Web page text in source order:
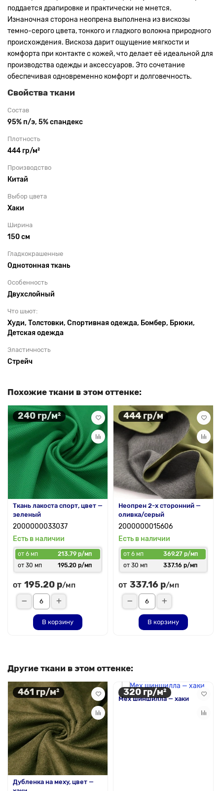
поддается драпировке и практически не мнется.
Изнаночная сторона неопрена выполнена из вискозы
темно-серого цвета, тонкого и гладкого волокна природного
происхождения. Вискоза дарит ощущение мягкости и
комфорта при контакте с кожей, что делает её идеальной для
производства одежды и аксессуаров. Это сочетание
обеспечивая одновременно комфорт и долговечность.
Свойства ткани
Состав
95% п/э, 5% спандекс
Плотность
444 гр/м²
Производство
Китай
Выбор цвета
Хаки
Ширина
150 см
Гладкокрашенные
Однотонная ткань
Особенность
Двухслойный
Что шьют:
Худи, Толстовки, Спортивная одежда, Бомбер, Брюки,
Детская одежда
Эластичность
Стрейч
Похожие ткани в этом оттенке:
240 гр/м²
Ткань лакоста спорт, цвет —
зеленый
2000000033037
Есть в наличии
от 6 мп
213.79 р/мп
от 30 мп
195.20 р/мп
от 195.20 р/мп
В корзину
444 гр/м
Неопрен 2-х сторонний —
оливка/серый
2000000015606
Есть в наличии
от 6 мп
369.27 р/мп
от 30 мп
337.16 р/мп
от 337.16 р/мп
В корзину
Другие ткани в этом оттенке:
461 гр/м²
Дубленка на меху, цвет —
320 гр/м²
Мех шиншилла — хаки